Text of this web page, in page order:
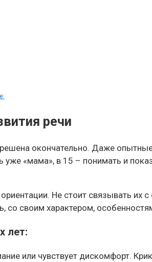
речи
окончательно. Даже
«мама», в 15 – понимать и
Не стоит связывать их
своим характером,
лет:
или чувствует дискомфорт.